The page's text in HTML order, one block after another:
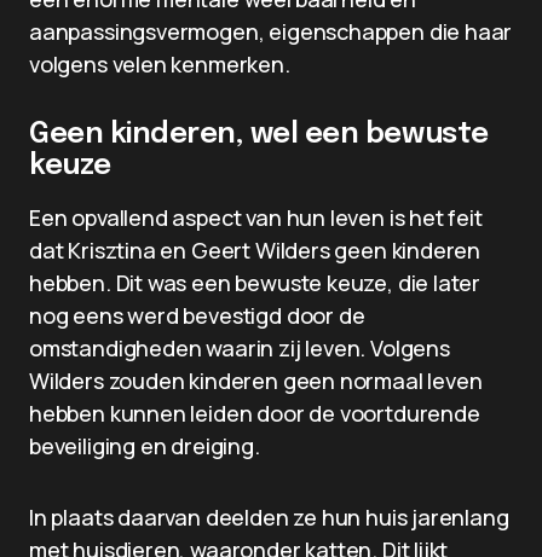
aanpassingsvermogen, eigenschappen die haar
volgens velen kenmerken.
Geen kinderen, wel een bewuste
keuze
Een opvallend aspect van hun leven is het feit
dat Krisztina en Geert Wilders geen kinderen
hebben. Dit was een bewuste keuze, die later
nog eens werd bevestigd door de
omstandigheden waarin zij leven. Volgens
Wilders zouden kinderen geen normaal leven
hebben kunnen leiden door de voortdurende
beveiliging en dreiging.
In plaats daarvan deelden ze hun huis jarenlang
met huisdieren, waaronder katten. Dit lijkt